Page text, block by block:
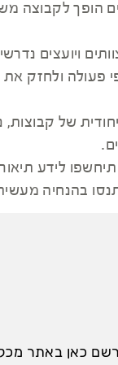
לקבוצה
ויועצים
פעולה ולחזק
של
לידע
בהנחיה
כאן באתר